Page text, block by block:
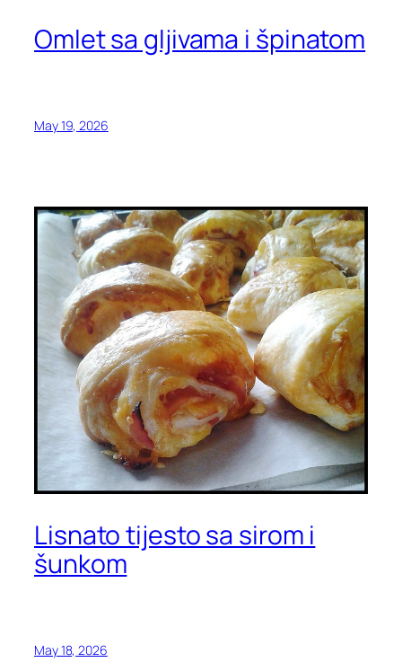
Omlet sa gljivama i špinatom
May 19, 2026
Lisnato tijesto sa sirom i
šunkom
May 18, 2026